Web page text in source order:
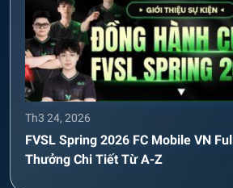
Th3 24, 2026
FVSL Spring 2026 FC Mobile VN
Thưởng Chi Tiết Từ A-Z